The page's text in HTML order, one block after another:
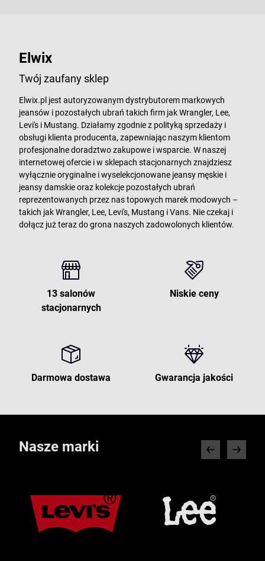
Elwix
Twój zaufany sklep
Elwix.pl jest autoryzowanym dystrybutorem markowych
jeansów i pozostałych ubrań takich firm jak Wrangler, Lee,
Levi's i Mustang. Działamy zgodnie z polityką sprzedaży i
obsługi klienta producenta, zapewniając naszym klientom
profesjonalne doradztwo zakupowe i wsparcie. W naszej
internetowej ofercie i w sklepach stacjonarnych znajdziesz
wyłącznie oryginalne i wyselekcjonowane jeansy męskie i
jeansy damskie oraz kolekcje pozostałych ubrań
reprezentowanych przez nas topowych marek modowych –
takich jak Wrangler, Lee, Levi's, Mustang i Vans. Nie czekaj i
dołącz już teraz do grona naszych zadowolonych klientów.
13 salonów
stacjonarnych
Niskie ceny
Darmowa dostawa Gwarancja jakości
Nasze marki